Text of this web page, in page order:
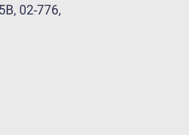
02-776,